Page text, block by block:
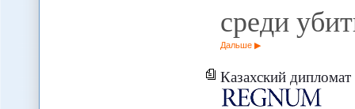
среди
Дальше
Казахский дипломат избит как